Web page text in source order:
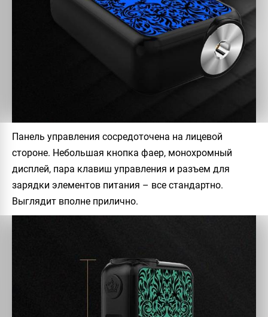
Панель управления сосредоточена на лицевой
стороне. Небольшая кнопка фаер, монохромный
дисплей, пара клавиш управления и разъем для
зарядки элементов питания – все стандартно.
Выглядит вполне прилично.